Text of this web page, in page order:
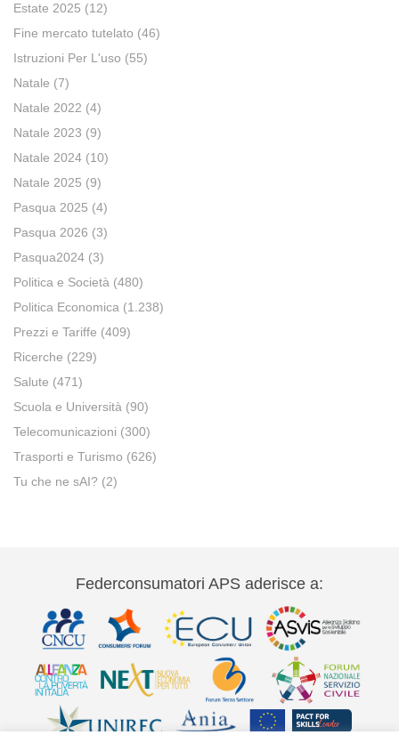
Estate 2025 (12)
Fine mercato tutelato (46)
Istruzioni Per L'uso (55)
Natale (7)
Natale 2022 (4)
Natale 2023 (9)
Natale 2024 (10)
Natale 2025 (9)
Pasqua 2025 (4)
Pasqua 2026 (3)
Pasqua2024 (3)
Politica e Società (480)
Politica Economica (1.238)
Prezzi e Tariffe (409)
Ricerche (229)
Salute (471)
Scuola e Università (90)
Telecomunicazioni (300)
Trasporti e Turismo (626)
Tu che ne sAI? (2)
Federconsumatori APS aderisce a: